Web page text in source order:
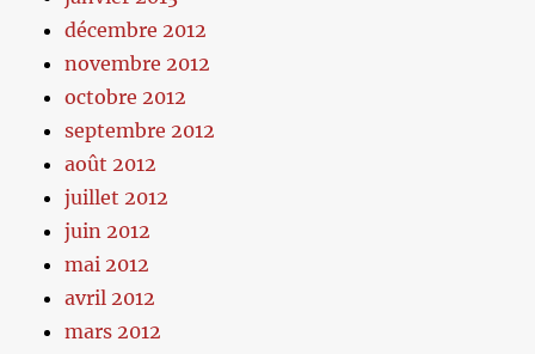
décembre 2012
novembre 2012
octobre 2012
septembre 2012
août 2012
juillet 2012
juin 2012
mai 2012
avril 2012
mars 2012